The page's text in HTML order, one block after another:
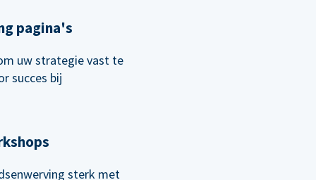
pagina's
uw strategie vast te
succes bij
sterk met